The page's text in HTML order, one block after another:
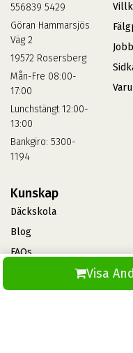
Visa
556839 5429
Göran Hammarsjös
Väg 2
19572 Rosersberg
Mån-Fre 08:00-
17:00
Lunchstängt 12:00-
13:00
Bankgiro: 5300-
1194
Kunskap
Däckskola
Blog
FAQs
Informationsbank Av Däck